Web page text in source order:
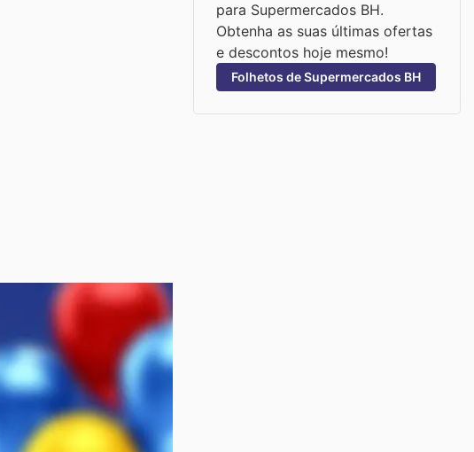
para Supermercados BH.
Obtenha as suas últimas ofertas
e descontos hoje mesmo!
Folhetos de Supermercados BH